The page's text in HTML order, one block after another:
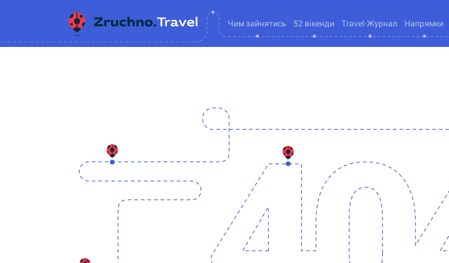
Чим зайнятись 52 вікенди Travel-Журнал Напрямки